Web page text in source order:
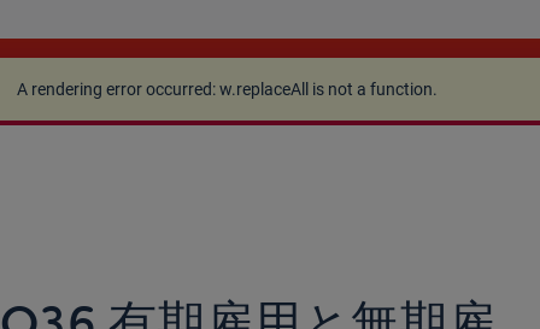
A rendering error occurred:w.replaceAll is not a
function.
A rendering error occurred:w.replaceAll is not a function.